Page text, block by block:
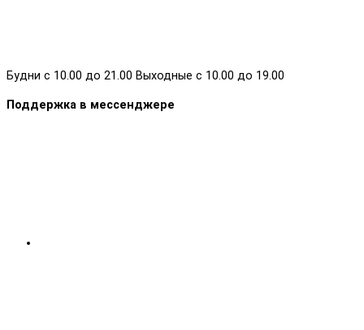
Будни с 10.00 до 21.00 Выходные с 10.00 до 19.00
Поддержка в мессенджере